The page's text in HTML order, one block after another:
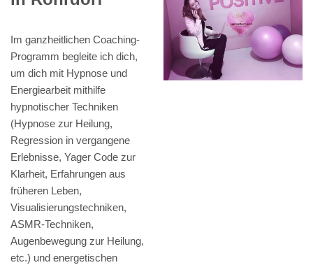
Im ganzheitlichen Coaching-
Programm begleite ich dich,
um dich mit Hypnose und
Energiearbeit mithilfe
hypnotischer Techniken
(Hypnose zur Heilung,
Regression in vergangene
Erlebnisse, Yager Code zur
Klarheit, Erfahrungen aus
früheren Leben,
Visualisierungstechniken,
ASMR-Techniken,
Augenbewegung zur Heilung,
etc.) und energetischen